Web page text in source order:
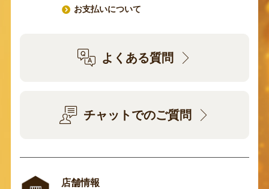
お支払いについて
よくある質問
チャットでのご質問
店舗情報